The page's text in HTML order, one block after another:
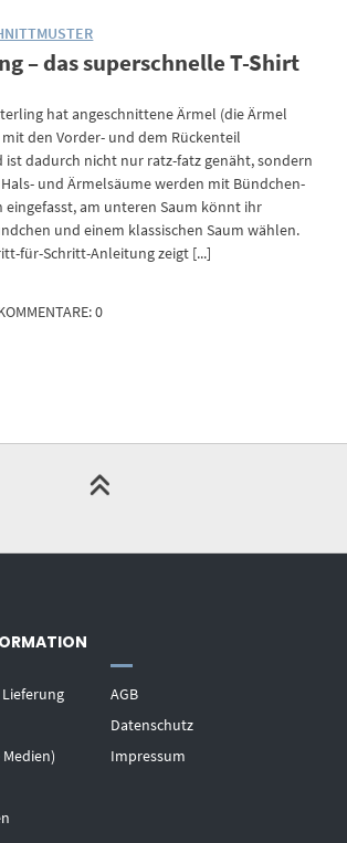
– das superschnelle T-Shirt
hat angeschnittene Ärmel (die Ärmel
den Vorder- und dem Rückenteil
ist dadurch nicht nur ratz-fatz genäht, sondern
und Ärmelsäume werden mit Bündchen-
eingefasst, am unteren Saum könnt ihr
und einem klassischen Saum wählen.
für-Schritt-Anleitung zeigt [...]
0
AGB
Datenschutz
Impressum